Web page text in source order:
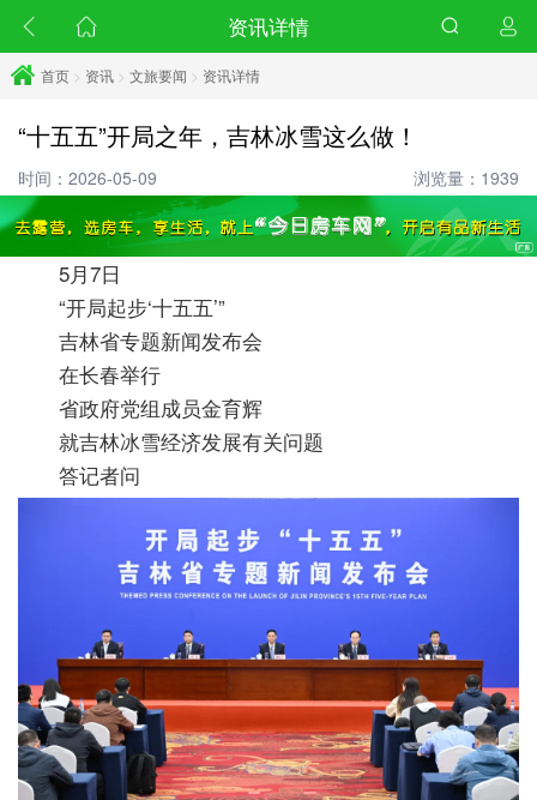
资讯详情
首页 > 资讯 > 文旅要闻 > 资讯详情
“十五五”开局之年，吉林冰雪这么做！
时间：2026-05-09 浏览量：1939
5月7日
“开局起步‘十五五’”
吉林省专题新闻发布会
在长春举行
省政府党组成员金育辉
就吉林冰雪经济发展有关问题
答记者问